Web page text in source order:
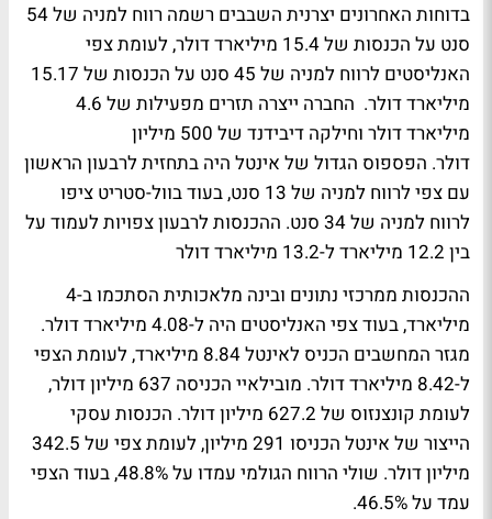
בדוחות האחרונים יצרנית השבבים רשמה רווח למניה של 54
סנט על הכנסות של 15.4 מיליארד דולר, לעומת צפי
האנליסטים לרווח למניה של 45 סנט על הכנסות של 15.17
מיליארד דולר. החברה ייצרה תזרים מפעילות של 4.6
מיליארד דולר וחילקה דיבידנד של 500 מיליון
דולר. הפספוס הגדול של אינטל היה בתחזית לרבעון הראשון
עם צפי לרווח למניה של 13 סנט, בעוד בוול-סטריט ציפו
לרווח למניה של 34 סנט. ההכנסות לרבעון צפויות לעמוד על
בין 12.2 מיליארד ל-13.2 מיליארד דולר
ההכנסות ממרכזי נתונים ובינה מלאכותית הסתכמו ב-4
מיליארד, בעוד צפי האנליסטים היה ל-4.08 מיליארד דולר.
מגזר המחשבים הכניס לאינטל 8.84 מיליארד, לעומת הצפי
ל-8.42 מיליארד דולר. מובילאיי הכניסה 637 מיליון דולר,
לעומת קונצנזוס של 627.2 מיליון דולר. הכנסות עסקי
הייצור של אינטל הכניסו 291 מיליון, לעומת צפי של 342.5
מיליון דולר. שולי הרווח הגולמי עמדו על 48.8%, בעוד הצפי
עמד על 46.5%.